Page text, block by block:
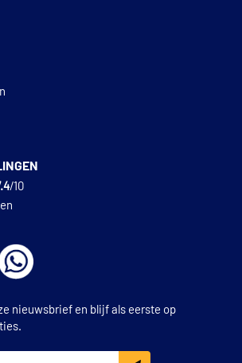
/10
nieuwsbrief en blijf als eerste op